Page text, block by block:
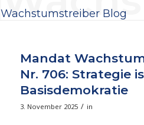
Wachstumstreiber Blog
Mandat
Nr. 706: Strategie
Basisdemokratie
3. November 2025 / in